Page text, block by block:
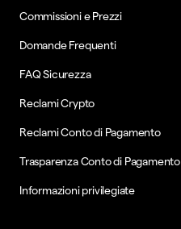
Commissioni e Prezzi
Domande Frequenti
FAQ Sicurezza
Reclami Crypto
Reclami Conto di Pagamento
Trasparenza Conto di Pagamento
Informazioni privilegiate